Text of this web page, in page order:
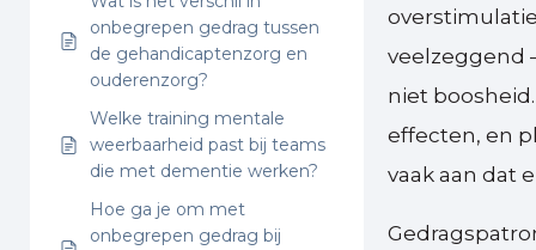
onbegrepen gedrag tussen
de gehandicaptenzorg en
ouderenzorg?
Welke training mentale
weerbaarheid past bij teams
die met dementie werken?
Hoe ga je om met
onbegrepen gedrag bij
veelzeggend
niet
effecten, en
vaak aan dat